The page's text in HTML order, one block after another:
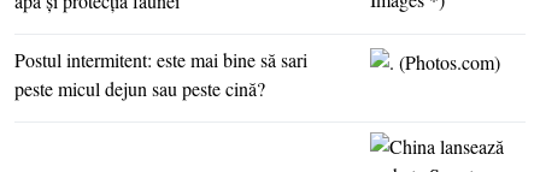
Postul intermitent: este mai bine să sari
peste micul dejun sau peste cină?